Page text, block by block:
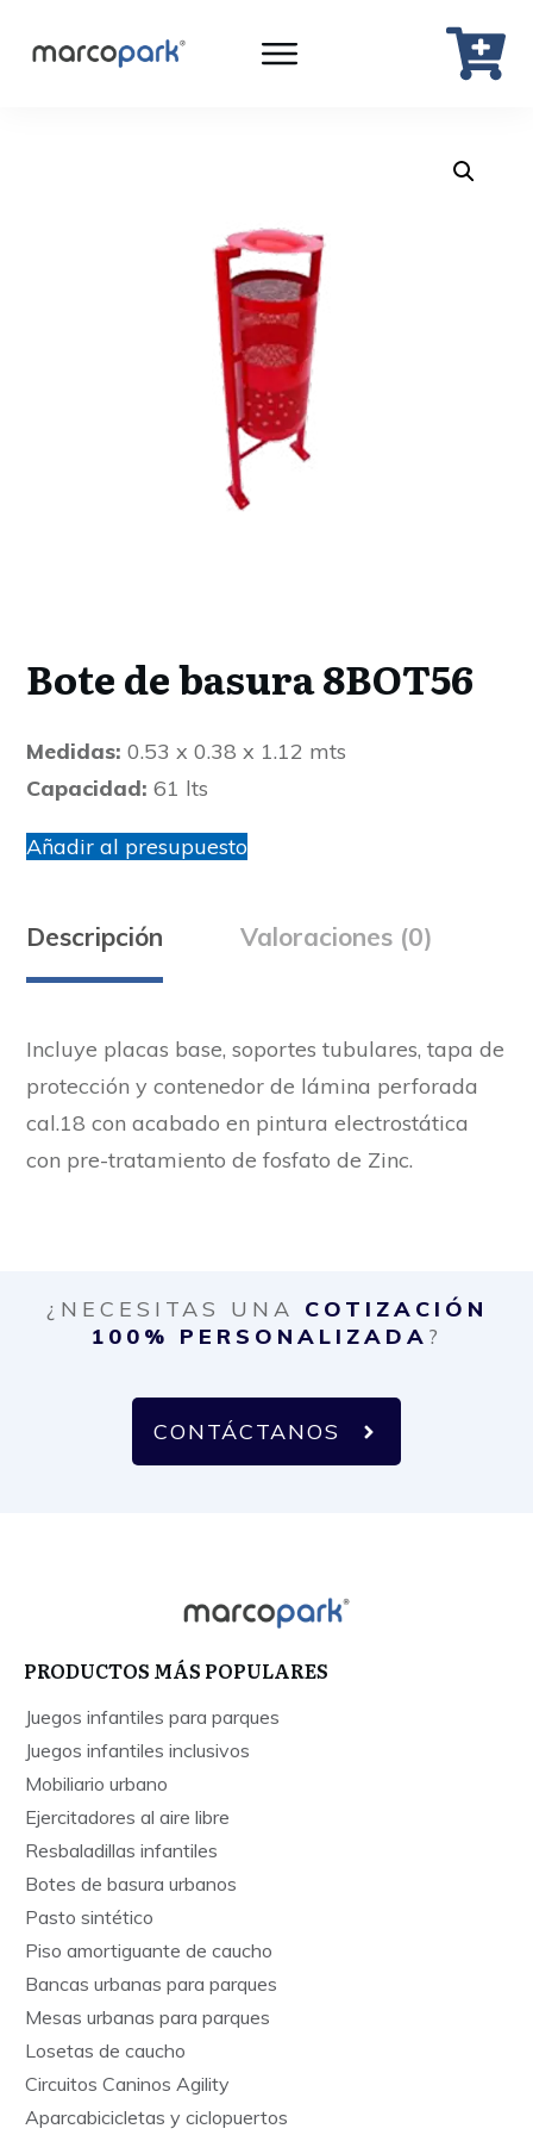
Bote de basura 8BOT56
Medidas: 0.53 x 0.38 x 1.12 mts
Capacidad: 61 lts
Añadir al presupuesto
Descripción Valoraciones (0)
Incluye placas base, soportes tubulares, tapa de
protección y contenedor de lámina perforada
cal.18 con acabado en pintura electrostática
con pre-tratamiento de fosfato de Zinc.
¿NECESITAS UNA COTIZACIÓN
100% PERSONALIZADA ?
CONTÁCTANOS
PRODUCTOS MÁS POPULARES
Juegos infantiles para parques
Juegos infantiles inclusivos
Mobiliario urbano
Ejercitadores al aire libre
Resbaladillas infantiles
Botes de basura urbanos
Pasto sintético
Piso amortiguante de caucho
Bancas urbanas para parques
Mesas urbanas para parques
Losetas de caucho
Circuitos Caninos Agility
Aparcabicicletas y ciclopuertos